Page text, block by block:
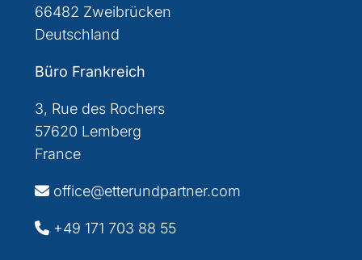
66482 Zweibrücken
Deutschland
Büro Frankreich
3, Rue des Rochers
57620 Lemberg
France
office@etterundpartner.com
+49 171 703 88 55